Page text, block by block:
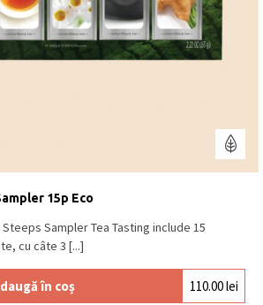
15p Eco
Sampler Tea Tasting include 15
cu câte 3 [...]
în coș 110.00lei